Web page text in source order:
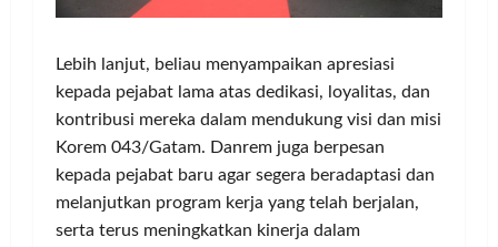
Lebih lanjut, beliau menyampaikan apresiasi
kepada pejabat lama atas dedikasi, loyalitas, dan
kontribusi mereka dalam mendukung visi dan misi
Korem 043/Gatam. Danrem juga berpesan
kepada pejabat baru agar segera beradaptasi dan
melanjutkan program kerja yang telah berjalan,
serta terus meningkatkan kinerja dalam